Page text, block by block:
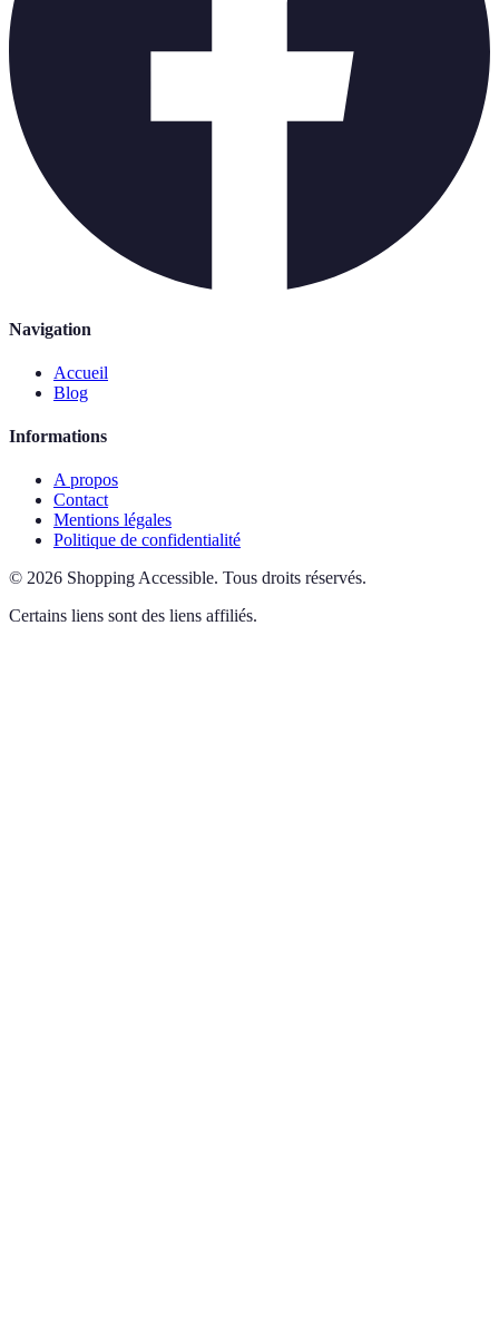
Navigation
Accueil
Blog
Informations
A propos
Contact
Mentions légales
Politique de confidentialité
© 2026 Shopping Accessible. Tous droits réservés.
Certains liens sont des liens affiliés.